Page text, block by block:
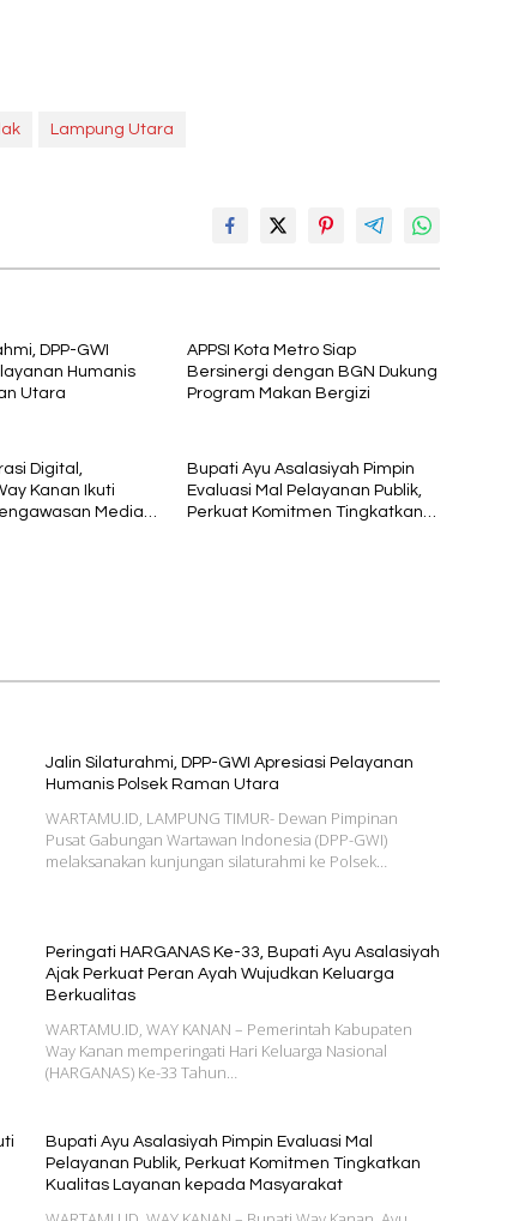
Lampung Utara
DPP-GWI
Humanis
Utara
APPSI Kota Metro Siap
Bersinergi dengan BGN Dukung
Program Makan Bergizi
Digital,
Kanan Ikuti
Media
Bupati Ayu Asalasiyah Pimpin
Evaluasi Mal Pelayanan Publik,
Perkuat Komitmen Tingkatkan
Jalin Silaturahmi, DPP-GWI Apresiasi Pelayanan
Humanis Polsek Raman Utara
WARTAMU.ID, LAMPUNG TIMUR- Dewan Pimpinan
Pusat Gabungan Wartawan Indonesia (DPP-GWI)
melaksanakan kunjungan silaturahmi ke Polsek…
Peringati HARGANAS Ke-33, Bupati Ayu Asalasiyah
Ajak Perkuat Peran Ayah Wujudkan Keluarga
Berkualitas
WARTAMU.ID, WAY KANAN – Pemerintah Kabupaten
Way Kanan memperingati Hari Keluarga Nasional
(HARGANAS) Ke-33 Tahun…
Bupati Ayu Asalasiyah Pimpin Evaluasi Mal
Pelayanan Publik, Perkuat Komitmen Tingkatkan
Kualitas Layanan kepada Masyarakat